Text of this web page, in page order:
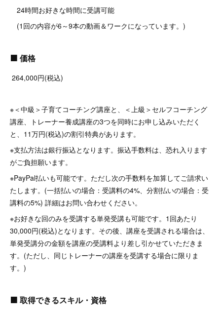
24時間お好きな時間に受講可能
(1回の内容が6～9本の動画＆ワークになっています。)
🟧 価格
264,000円(税込)
※＜中級＞子育てコーチング講座と、＜上級＞セルフコーチング
講座、トレーナー養成講座の3つを同時にお申し込みいただく
と、11万円(税込)の割引特典があります。
※支払方法は銀行振込となります。振込手数料は、恐れ入ります
がご負担願います。
※PayPal払いも可能です。ただし次の手数料を加算してご請求い
たします。(一括払いの場合：受講料の4%、分割払いの場合：受
講料の5%) 詳細はお問い合わせください。
※お好きな回のみを受講する単発受講も可能です。1回あたり
30,000円(税込)となります。その後、講座を受講される場合は、
単発受講分の金額を講座の受講料より差し引かせていただきま
す。(ただし、同じトレーナーの講座を受講する場合に限りま
す。)
🟧 取得できるスキル・資格